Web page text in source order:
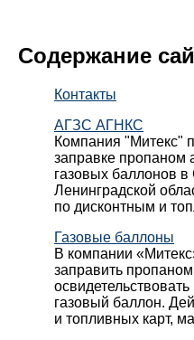
Содержание
Контакты
АГЗС АГНКС
Компания "Митекс"
заправке пропаном
газовых баллонов в
Ленинградской
по дисконтным и
Газовые баллоны
В компании
заправить
газовый баллон.
и топливных карт,